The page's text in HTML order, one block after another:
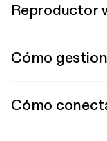
Reproductor
Cómo
Cómo